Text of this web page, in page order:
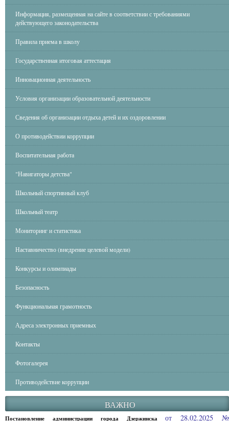
Информация, размещенная на сайте в соответствии с требованиями
действующего законодательства
Правила приема в школу
Государственная итоговая аттестация
Инновационная деятельность
Условия организации образовательной деятельности
Сведения об организации отдыха детей и их оздоровлении
О противодействии коррупции
Воспитательная работа
"Навигаторы детства"
Школьный спортивный клуб
Школьный театр
Мониторинг и статистика
Наставничество (внедрение целевой модели)
Конкурсы и олимпиады
Безопасность
Функциональная грамотность
Адреса электронных приемных
Контакты
Фотогалерея
Противодействие коррупции
ВАЖНО
Постановление администрации города Дзержинскаот 28.02.2025 №